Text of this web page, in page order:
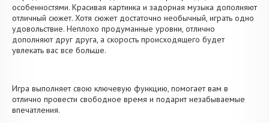
особенностями. Красивая картинка и задорная музыка дополняют
отличный сюжет. Хотя сюжет достаточно необычный, играть одно
удовольствие. Неплохо продуманные уровни, отлично
дополняют друг друга, а скорость происходящего будет
увлекать вас все больше.
Игра выполняет свою ключевую функцию, помогает вам в
отлично провести свободное время и подарит незабываемые
впечатления.